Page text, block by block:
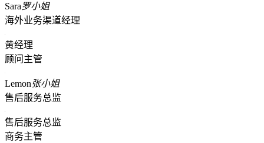
Sara罗小姐
海外业务渠道经理
黄经理
顾问主管
Lemon张小姐
售后服务总监
售后服务总监
商务主管